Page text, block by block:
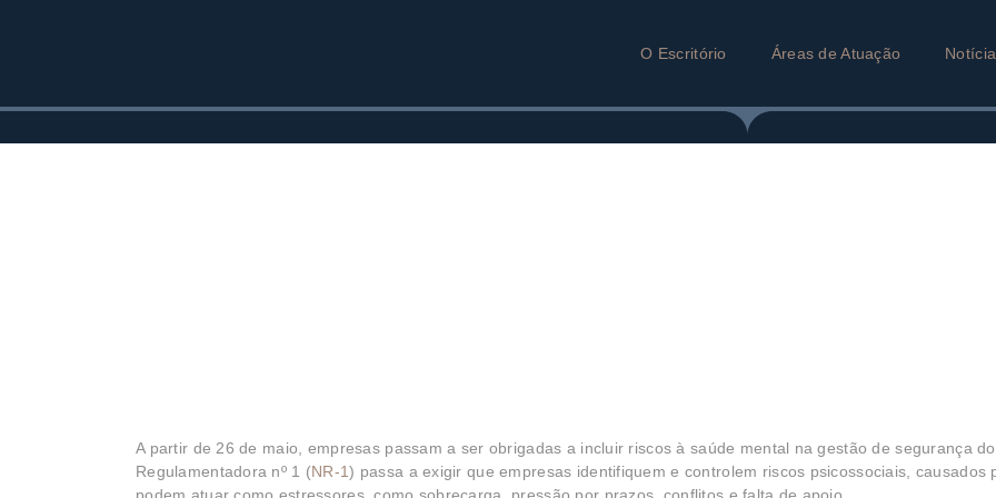
O Escritório Áreas de Atuação
A partir de 26 de maio, empresas passam a ser obrigadas a incluir riscos à saúde mental na gestão de segurança
Regulamentadora nº 1 (NR-1) passa a exigir que empresas identifiquem e controlem riscos psicossociais, causados